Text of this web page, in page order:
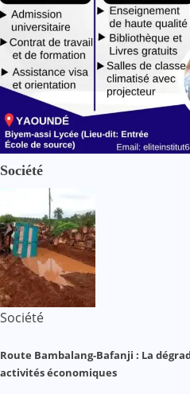
Société
Société
Route Bambalang-Bafanji : La
activités économiques